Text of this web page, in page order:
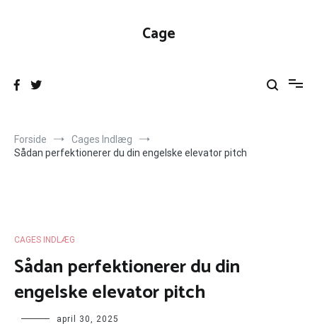
Cage
Forside
Cages Indlæg
Sådan perfektionerer du din engelske elevator pitch
CAGES INDLÆG
Sådan perfektionerer du din
engelske elevator pitch
april 30, 2025